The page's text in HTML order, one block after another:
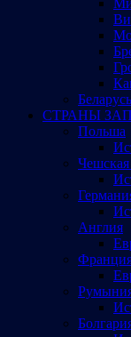
СТРАНЫ
Польша
Англия